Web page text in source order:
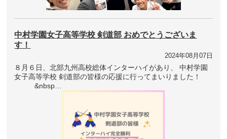
中村学園女子高等学校 剣道部 おめでとうございま
す！
2024年08月07日
８月６日、北部九州高校総体インターハイがあり、 中村学園
女子高等学校 剣道部の皆様の応援に行ってまいりました！
&nbsp…